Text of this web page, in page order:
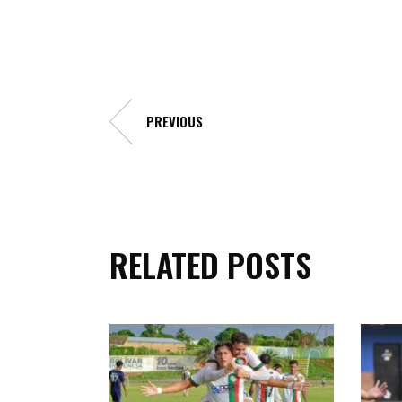
PREVIOUS
RELATED POSTS